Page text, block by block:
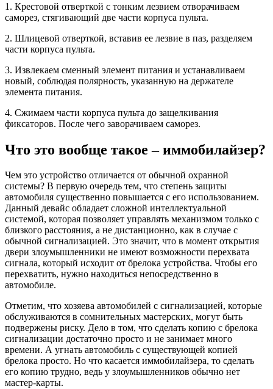
1. Крестовой отверткой с тонким лезвием отворачиваем
саморез, стягивающий две части корпуса пульта.
2. Шлицевой отверткой, вставив ее лезвие в паз, разделяем
части корпуса пульта.
3. Извлекаем сменный элемент питания и устанавливаем
новый, соблюдая полярность, указанную на держателе
элемента питания.
4. Сжимаем части корпуса пульта до защелкивания
фиксаторов. После чего заворачиваем саморез.
Что это вообще такое – иммобилайзер?
Чем это устройство отличается от обычной охранной
системы? В первую очередь тем, что степень защиты
автомобиля существенно повышается с его использованием.
Данный девайс обладает сложной интеллектуальной
системой, которая позволяет управлять механизмом только с
близкого расстояния, а не дистанционно, как в случае с
обычной сигнализацией. Это значит, что в момент открытия
двери злоумышленники не имеют возможности перехвата
сигнала, который исходит от брелока устройства. Чтобы его
перехватить, нужно находиться непосредственно в
автомобиле.
Отметим, что хозяева автомобилей с сигнализацией, которые
обслуживаются в сомнительных мастерских, могут быть
подвержены риску. Дело в том, что сделать копию с брелока
сигнализации достаточно просто и не занимает много
времени. А угнать автомобиль с существующей копией
брелока просто. Но что касается иммобилайзера, то сделать
его копию трудно, ведь у злоумышленников обычно нет
мастер-карты.